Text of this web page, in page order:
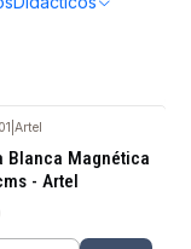
Artel
Blanca Magnética
- Artel